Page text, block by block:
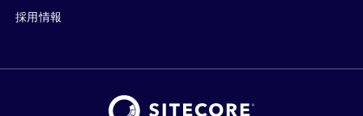
採用情報